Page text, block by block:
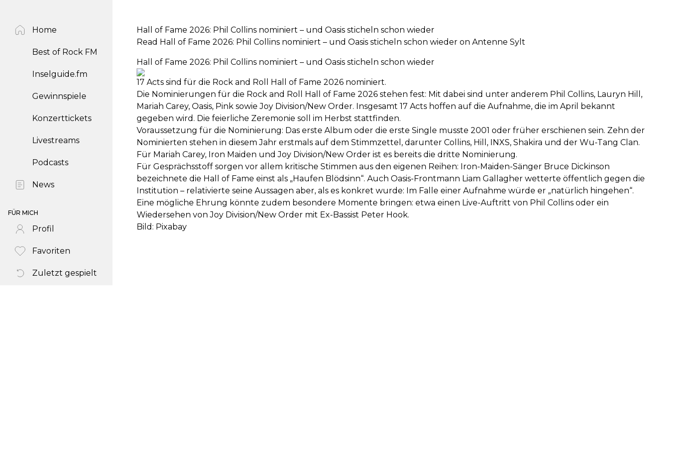
Home
Best of Rock FM
Inselguide.fm
Gewinnspiele
Konzerttickets
Livestreams
Podcasts
News
FÜR MICH
Profil
Favoriten
Zuletzt gespielt
Hall of Fame 2026: Phil Collins nominiert – und Oasis sticheln schon wieder
Read Hall of Fame 2026: Phil Collins nominiert – und Oasis sticheln schon wieder on Antenne Sylt
Hall of Fame 2026: Phil Collins nominiert – und Oasis sticheln schon wieder
17 Acts sind für die Rock and Roll Hall of Fame 2026 nominiert.
Die Nominierungen für die Rock and Roll Hall of Fame 2026 stehen fest: Mit dabei sind unter anderem Phil Collins, Lauryn Hill,
Mariah Carey, Oasis, Pink sowie Joy Division/New Order. Insgesamt 17 Acts hoffen auf die Aufnahme, die im April bekannt
gegeben wird. Die feierliche Zeremonie soll im Herbst stattfinden.
Voraussetzung für die Nominierung: Das erste Album oder die erste Single musste 2001 oder früher erschienen sein. Zehn der
Nominierten stehen in diesem Jahr erstmals auf dem Stimmzettel, darunter Collins, Hill, INXS, Shakira und der Wu-Tang Clan.
Für Mariah Carey, Iron Maiden und Joy Division/New Order ist es bereits die dritte Nominierung.
Für Gesprächsstoff sorgen vor allem kritische Stimmen aus den eigenen Reihen: Iron-Maiden-Sänger Bruce Dickinson
bezeichnete die Hall of Fame einst als „Haufen Blödsinn“. Auch Oasis-Frontmann Liam Gallagher wetterte öffentlich gegen die
Institution – relativierte seine Aussagen aber, als es konkret wurde: Im Falle einer Aufnahme würde er „natürlich hingehen“.
Eine mögliche Ehrung könnte zudem besondere Momente bringen: etwa einen Live-Auftritt von Phil Collins oder ein
Wiedersehen von Joy Division/New Order mit Ex-Bassist Peter Hook.
Bild: Pixabay